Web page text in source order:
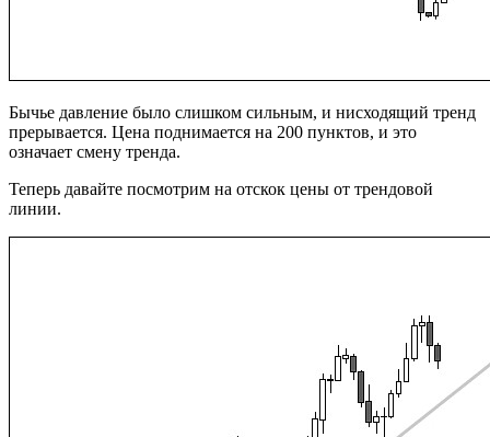
Бычье давление было слишком сильным, и нисходящий тренд
прерывается. Цена поднимается на 200 пунктов, и это
означает смену тренда.
Теперь давайте посмотрим на отскок цены от трендовой
линии.